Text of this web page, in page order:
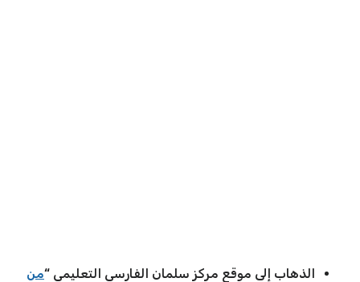
الذهاب إلى موقع مركز سلمان الفارسي التعليمي “من